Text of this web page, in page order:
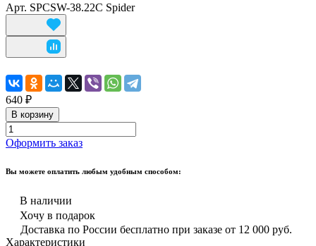
Арт. SPCSW-38.22C Spider
640 ₽
В корзину
Оформить заказ
Вы можете оплатить любым удобным способом:
В наличии
Хочу в подарок
Доставка по России бесплатно при заказе от 12 000 руб.
Характеристики